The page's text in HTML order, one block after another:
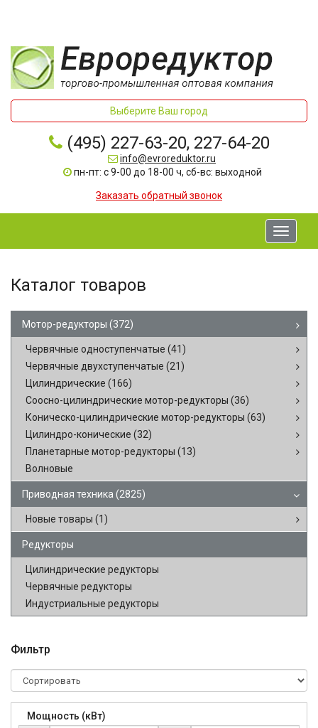
Выберите Ваш город
(495) 227-63-20, 227-64-20
info@evroreduktor.ru
пн-пт: с 9-00 до 18-00 ч, сб-вс: выходной
Заказать обратный звонок
Toggle
Каталог товаров
Мотор-редукторы (372)
Червячные одноступенчатые (41)
Червячные двухступенчатые (21)
Цилиндрические (166)
Соосно-цилиндрические мотор-редукторы (36)
Коническо-цилиндрические мотор-редукторы (63)
Цилиндро-конические (32)
Планетарные мотор-редукторы (13)
Волновые
Приводная техника (2825)
Новые товары (1)
Редукторы
Цилиндрические редукторы
Червячные редукторы
Индустриальные редукторы
Фильтр
Мощность (кВт)